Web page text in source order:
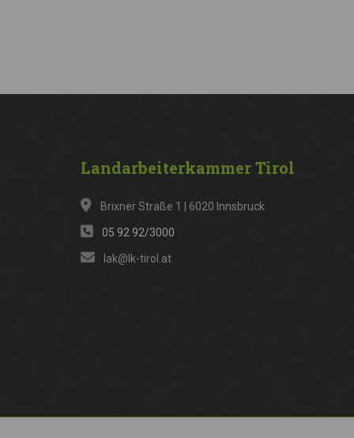
LandarbeiterkammerTirol
Brixner Straße 1 | 6020 Innsbruck
05 92 92/3000
lak@lk-tirol.at